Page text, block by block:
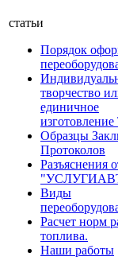
статьи
Порядок
творчество
единичное
Образцы
Протоколов
Разъяснения
Виды
Расчет норм
топлива.
Наши работы